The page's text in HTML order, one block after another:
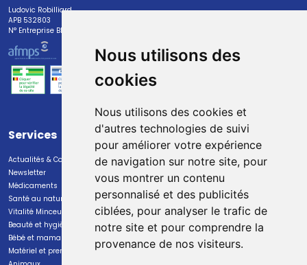
Nous utilisons des
cookies
Nous utilisons des cookies et
d'autres technologies de suivi
pour améliorer votre expérience
de navigation sur notre site, pour
vous montrer un contenu
personnalisé et des publicités
ciblées, pour analyser le trafic de
notre site et pour comprendre la
provenance de nos visiteurs.
Ludovic Robilliard
APB 532803
N° Entreprise BE0447.382.113
Services
Actualités & Conseils
Newsletter
Médicaments
Santé au naturel
Vitalité Minceur Nutrition
Beauté et hygiène
Bébé et maman
Matériel et premiers soins
Paiement
Paiement sécurisé
Livraison